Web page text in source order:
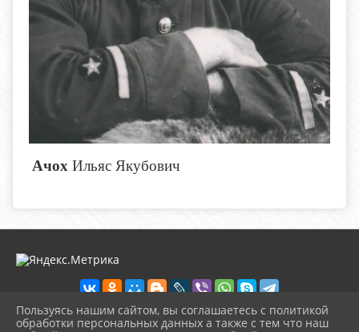
Ачох Ильяс Якубович
Пользуясь нашим сайтом, вы соглашаетесь с политикой
обработки персональных данных а также с тем что наш